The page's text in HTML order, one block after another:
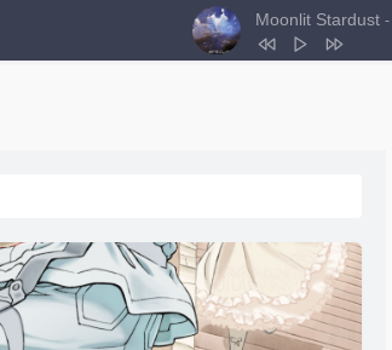
Moonlit Stardust - 格里特 / THT
6 空城
7 听我说